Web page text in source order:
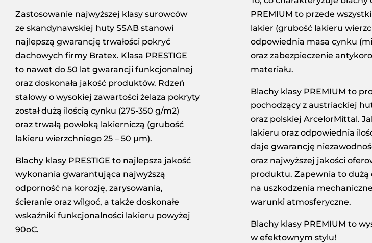
Zastosowanie najwyższej klasy surowców
ze skandynawskiej huty SSAB stanowi
najlepszą gwarancję trwałości pokryć
dachowych firmy Bratex. Klasa PRESTIGE
to nawet do 50 lat gwarancji funkcjonalnej
oraz doskonała jakość produktów. Rdzeń
stalowy o wysokiej zawartości żelaza pokryty
został dużą ilością cynku (275-350 g/m2)
oraz trwałą powłoką lakierniczą (grubość
lakieru wierzchniego 25 – 50 µm).
Blachy klasy PRESTIGE to najlepsza jakość
wykonania gwarantująca najwyższą
odporność na korozję, zarysowania,
ścieranie oraz wilgoć, a także doskonałe
wskaźniki funkcjonalności lakieru powyżej
90oC.
PREMIUM to przede
lakier (grubość lakieru
odpowiednia masa cynku
oraz zabezpieczenie
materiału.
Blachy klasy PREMIUM to
pochodzący z austriackiej
oraz polskiej ArcelorMittal.
lakieru oraz odpowiednia
daje gwarancję
oraz najwyższej jakości
produktu. Zapewnia to dużą
na uszkodzenia
warunki atmosferyczne.
Blachy klasy PREMIUM to
w efektownym stylu!